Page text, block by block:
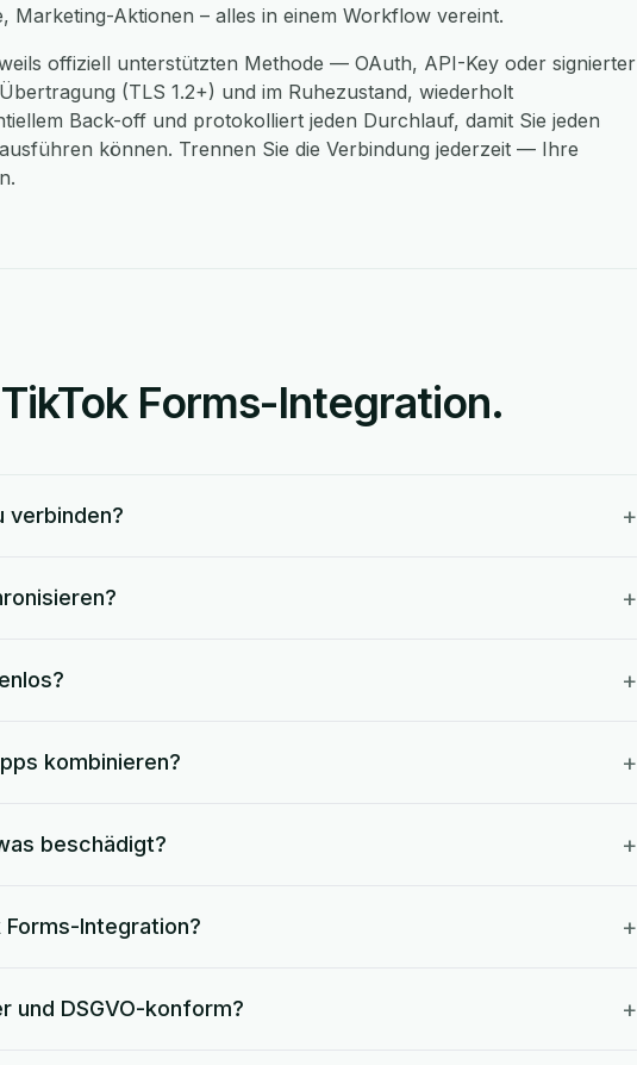
Marketing-Aktionen – alles in einem Workflow vereint.
offiziell unterstützten Methode — OAuth, API-Key oder signierter
(TLS 1.2+) und im Ruhezustand, wiederholt
Back-off und protokolliert jeden Durchlauf, damit Sie jeden
können. Trennen Sie die Verbindung jederzeit — Ihre
Forms-Integration.
verbinden? +
+
+
kombinieren? +
beschädigt? +
Integration? +
und DSGVO-konform? +